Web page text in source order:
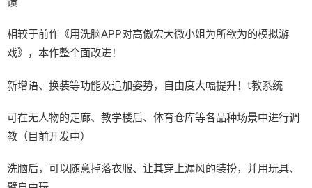
相较于前作《用洗脑APP对高傲宏大微小姐为所欲为的模拟游
戏》，本作整个面改进！
新增语、换装等功能及追加姿势，自由度大幅提升！t教系统
可在无人物的走廊、教学楼后、体育仓库等各品种场景中进行调
教（目前开发中）
洗脑后，可以随意掉落衣服、让其穿上漏风的装扮，并用玩具、